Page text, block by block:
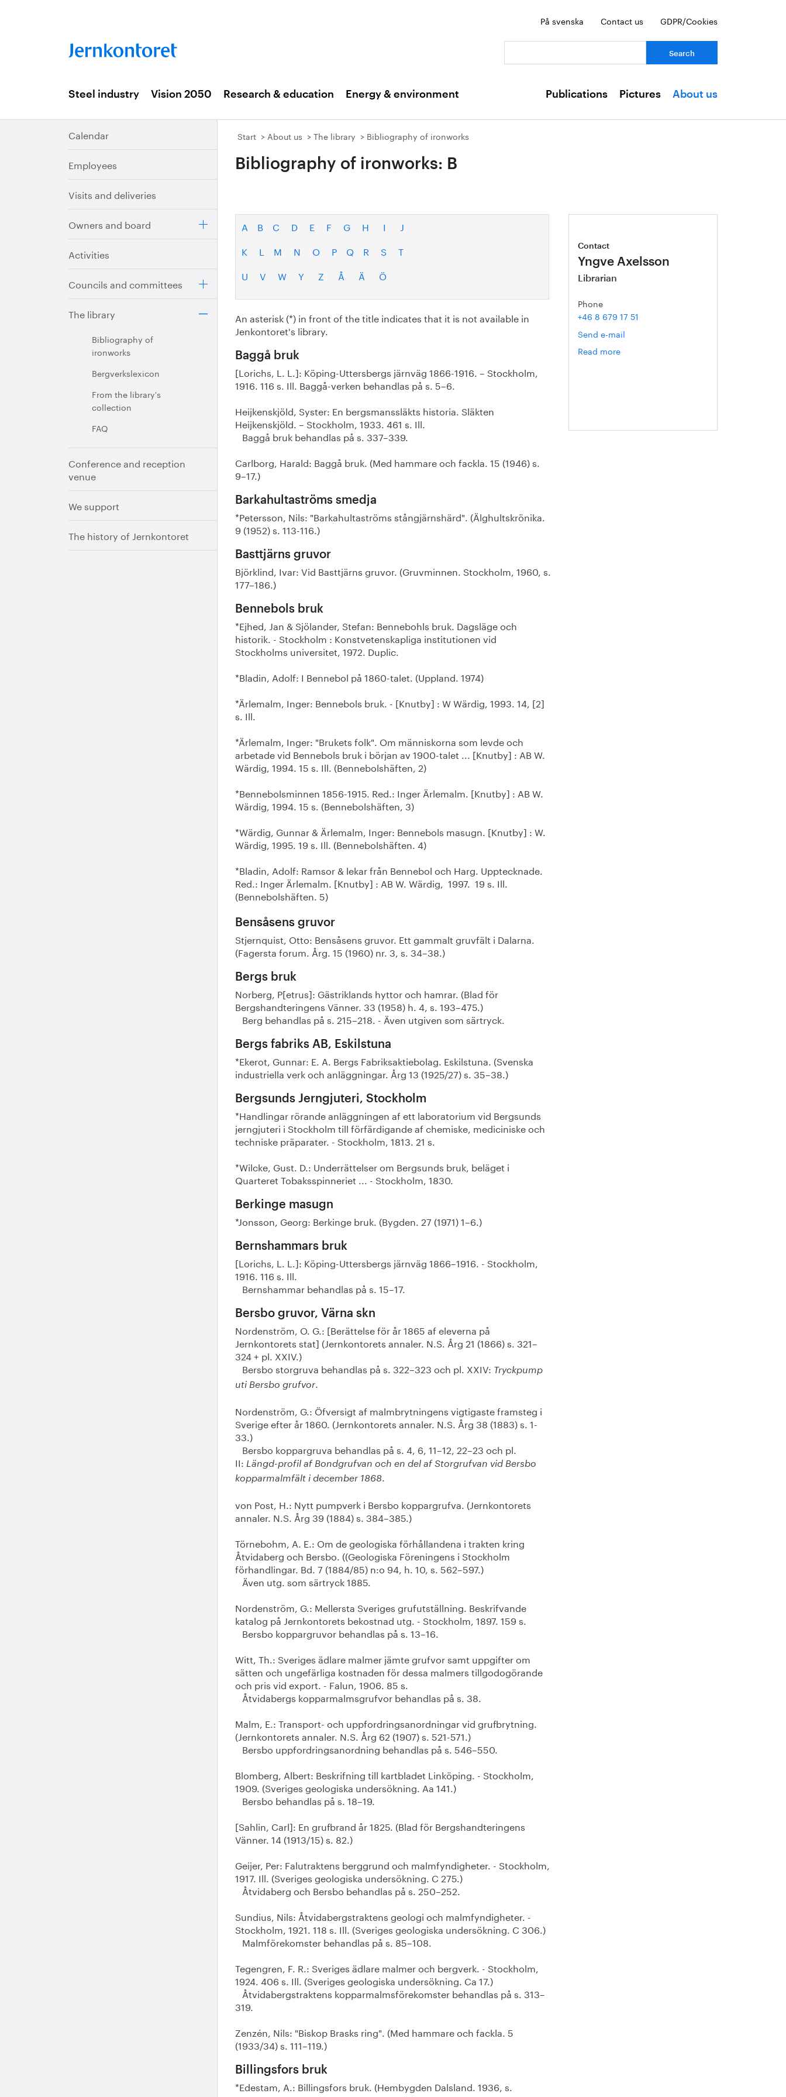
På svenska Contact us GDPR/Cookies
Steel industry Vision 2050 Research & education Energy & environment Publications Pictures About us
Calendar
Employees
Visits and deliveries
Owners and board
Activities
Councils and committees
The library
Bibliography of
ironworks
Bergverkslexicon
From the library's
collection
FAQ
Conference and reception
venue
We support
The history of Jernkontoret
Start About us The library Bibliography of ironworks
Bibliography of ironworks: B
A B C D E F G H I
J
K
L M N O P Q R S
T
U
V W Y Z Å Ä Ö
An asterisk (*) in front of the title indicates that it is not available in
Jenkontoret's library.
Baggå bruk
[Lorichs, L. L.]: Köping-Uttersbergs järnväg 1866-1916. – Stockholm,
1916. 116 s. Ill. Baggå-verken behandlas på s. 5–6.
Heijkenskjöld, Syster: En bergsmanssläkts historia. Släkten
Heijkenskjöld. – Stockholm, 1933. 461 s. Ill.
Baggå bruk behandlas på s. 337–339.
Carlborg, Harald: Baggå bruk. (Med hammare och fackla. 15 (1946) s.
9–17.)
Barkahultaströms smedja
*Petersson, Nils: "Barkahultaströms stångjärnshärd". (Älghultskrönika.
9 (1952) s. 113-116.)
Basttjärns gruvor
Björklind, Ivar: Vid Basttjärns gruvor. (Gruvminnen. Stockholm, 1960, s.
177–186.)
Bennebols bruk
*Ejhed, Jan & Sjölander, Stefan: Bennebohls bruk. Dagsläge och
historik. - Stockholm : Konstvetenskapliga institutionen vid
Stockholms universitet, 1972. Duplic.
*Bladin, Adolf: I Bennebol på 1860-talet. (Uppland. 1974)
*Ärlemalm, Inger: Bennebols bruk. - [Knutby] : W Wärdig, 1993. 14, [2]
s. Ill.
*Ärlemalm, Inger: "Brukets folk". Om människorna som levde och
arbetade vid Bennebols bruk i början av 1900-talet ... [Knutby] : AB W.
Wärdig, 1994. 15 s. Ill. (Bennebolshäften, 2)
*Bennebolsminnen 1856-1915. Red.: Inger Ärlemalm. [Knutby] : AB W.
Wärdig, 1994. 15 s. (Bennebolshäften, 3)
*Wärdig, Gunnar & Ärlemalm, Inger: Bennebols masugn. [Knutby] : W.
Wärdig, 1995. 19 s. Ill. (Bennebolshäften. 4)
*Bladin, Adolf: Ramsor & lekar från Bennebol och Harg. Upptecknade.
Red.: Inger Ärlemalm. [Knutby] : AB W. Wärdig, 1997. 19 s. Ill.
(Bennebolshäften. 5)
Bensåsens gruvor
Stjernquist, Otto: Bensåsens gruvor. Ett gammalt gruvfält i Dalarna.
(Fagersta forum. Årg. 15 (1960) nr. 3, s. 34–38.)
Bergs bruk
Norberg, P[etrus]: Gästriklands hyttor och hamrar. (Blad för
Bergshandteringens Vänner. 33 (1958) h. 4, s. 193–475.)
Berg behandlas på s. 215–218. - Även utgiven som särtryck.
Bergs fabriks AB, Eskilstuna
*Ekerot, Gunnar: E. A. Bergs Fabriksaktiebolag. Eskilstuna. (Svenska
industriella verk och anläggningar. Årg 13 (1925/27) s. 35–38.)
Bergsunds Jerngjuteri, Stockholm
*Handlingar rörande anläggningen af ett laboratorium vid Bergsunds
jerngjuteri i Stockholm till förfärdigande af chemiske, mediciniske och
techniske präparater. - Stockholm, 1813. 21 s.
*Wilcke, Gust. D.: Underrättelser om Bergsunds bruk, beläget i
Quarteret Tobaksspinneriet ... - Stockholm, 1830.
Berkinge masugn
*Jonsson, Georg: Berkinge bruk. (Bygden. 27 (1971) 1–6.)
Bernshammars bruk
[Lorichs, L. L.]: Köping-Uttersbergs järnväg 1866–1916. - Stockholm,
1916. 116 s. Ill.
Bernshammar behandlas på s. 15–17.
Bersbo gruvor, Värna skn
Nordenström, O. G.: [Berättelse för år 1865 af eleverna på
Jernkontorets stat] (Jernkontorets annaler. N.S. Årg 21 (1866) s. 321–
324 + pl. XXIV.)
Bersbo storgruva behandlas på s. 322–323 och pl. XXIV: Tryckpump
uti Bersbo grufvor.
Nordenström, G.: Öfversigt af malmbrytningens vigtigaste framsteg i
Sverige efter år 1860. (Jernkontorets annaler. N.S. Årg 38 (1883) s. 1-
33.)
Bersbo koppargruva behandlas på s. 4, 6, 11–12, 22–23 och pl.
II: Längd-profil af Bondgrufvan och en del af Storgrufvan vid Bersbo
kopparmalmfält i december 1868.
von Post, H.: Nytt pumpverk i Bersbo koppargrufva. (Jernkontorets
annaler. N.S. Årg 39 (1884) s. 384–385.)
Törnebohm, A. E.: Om de geologiska förhållandena i trakten kring
Åtvidaberg och Bersbo. ((Geologiska Föreningens i Stockholm
förhandlingar. Bd. 7 (1884/85) n:o 94, h. 10, s. 562–597.)
Även utg. som särtryck 1885.
Nordenström, G.: Mellersta Sveriges grufutställning. Beskrifvande
katalog på Jernkontorets bekostnad utg. - Stockholm, 1897. 159 s.
Bersbo koppargruvor behandlas på s. 13–16.
Witt, Th.: Sveriges ädlare malmer jämte grufvor samt uppgifter om
sätten och ungefärliga kostnaden för dessa malmers tillgodogörande
och pris vid export. - Falun, 1906. 85 s.
Åtvidabergs kopparmalmsgrufvor behandlas på s. 38.
Malm, E.: Transport- och uppfordringsanordningar vid grufbrytning.
(Jernkontorets annaler. N.S. Årg 62 (1907) s. 521-571.)
Bersbo uppfordringsanordning behandlas på s. 546–550.
Blomberg, Albert: Beskrifning till kartbladet Linköping. - Stockholm,
1909. (Sveriges geologiska undersökning. Aa 141.)
Bersbo behandlas på s. 18–19.
[Sahlin, Carl]: En grufbrand år 1825. (Blad för Bergshandteringens
Vänner. 14 (1913/15) s. 82.)
Geijer, Per: Falutraktens berggrund och malmfyndigheter. - Stockholm,
1917. Ill. (Sveriges geologiska undersökning. C 275.)
Åtvidaberg och Bersbo behandlas på s. 250–252.
Sundius, Nils: Åtvidabergstraktens geologi och malmfyndigheter. -
Stockholm, 1921. 118 s. Ill. (Sveriges geologiska undersökning. C 306.)
Malmförekomster behandlas på s. 85–108.
Tegengren, F. R.: Sveriges ädlare malmer och bergverk. - Stockholm,
1924. 406 s. Ill. (Sveriges geologiska undersökning. Ca 17.)
Åtvidabergstraktens kopparmalmsförekomster behandlas på s. 313–
319.
Zenzén, Nils: "Biskop Brasks ring". (Med hammare och fackla. 5
(1933/34) s. 111–119.)
Billingsfors bruk
*Edestam, A.: Billingsfors bruk. (Hembygden Dalsland. 1936, s.
Contact
Yngve Axelsson
Librarian
Phone
+46 8 679 17 51
Send e-mail
Read more